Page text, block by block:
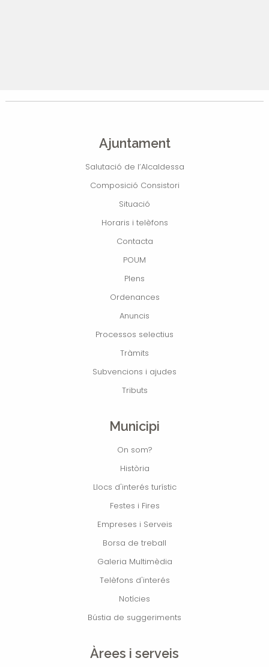
Ajuntament
Salutació de l’Alcaldessa
Composició Consistori
Situació
Horaris i telèfons
Contacta
POUM
Plens
Ordenances
Anuncis
Processos selectius
Tràmits
Subvencions i ajudes
Tributs
Municipi
On som?
Història
Llocs d'interés turístic
Festes i Fires
Empreses i Serveis
Borsa de treball
Galeria Multimèdia
Telèfons d'interés
Notícies
Bústia de suggeriments
Àrees i serveis